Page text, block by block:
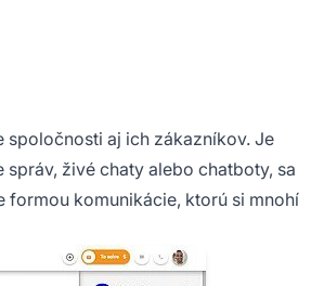
aj ich zákazníkov. Je
živé chaty alebo chatboty, sa
formou komunikácie, ktorú si mnohí